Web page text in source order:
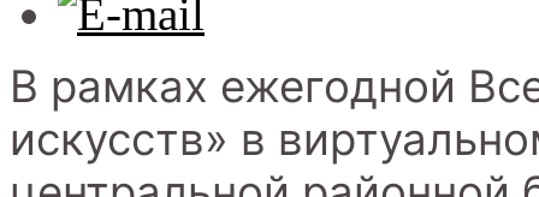
В рамках ежегодной
искусств» в